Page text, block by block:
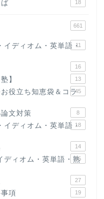
18
661
イディオム・英単語・
11
16
】 13
役立ち知恵袋＆コラ45
文対策 8
イディオム・英単語・
18
14
ディオム・英単語・熟
15
27
項 19